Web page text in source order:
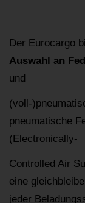
Der Eurocargo
Auswahl an
und
(voll-
pneumatische
(Electronically-
Controlled Air
eine
jeder